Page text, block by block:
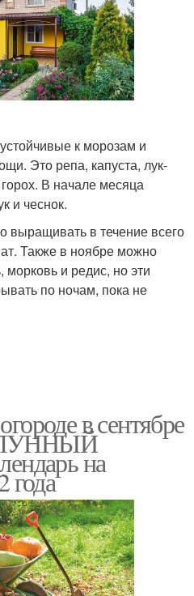
к морозам и
Это репа, капуста, лук-
В начале месяца
и чеснок.
выращивать в течение всего
Также в ноябре можно
и редис, но эти
по ночам, пока не
в сентябре
ЛУННЫЙ
на